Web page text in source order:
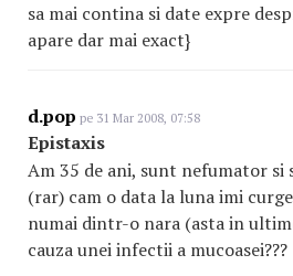
sa mai contina si date expre
apare dar mai exact}
d.pop pe 31 Mar 2008, 07:58
Epistaxis
Am 35 de ani, sunt nefumator si
(rar) cam o data la luna imi
numai dintr-o nara (asta in
cauza unei infectii a mucoasei???